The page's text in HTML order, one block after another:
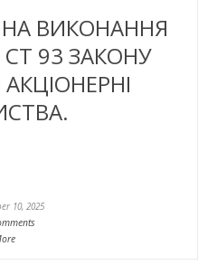
ВИКОНАННЯ
93 ЗАКОНУ
10, 2025